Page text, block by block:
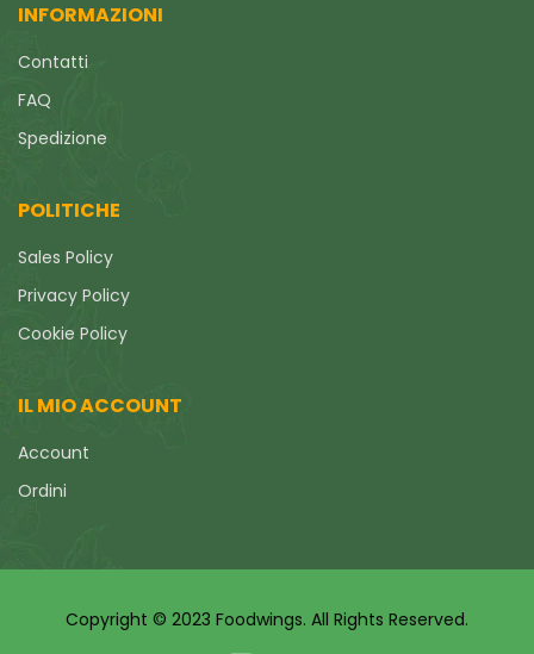
INFORMAZIONI
Contatti
FAQ
Spedizione
POLITICHE
Sales Policy
Privacy Policy
Cookie Policy
IL MIO ACCOUNT
Account
Ordini
Copyright © 2023 Foodwings. All Rights Reserved.